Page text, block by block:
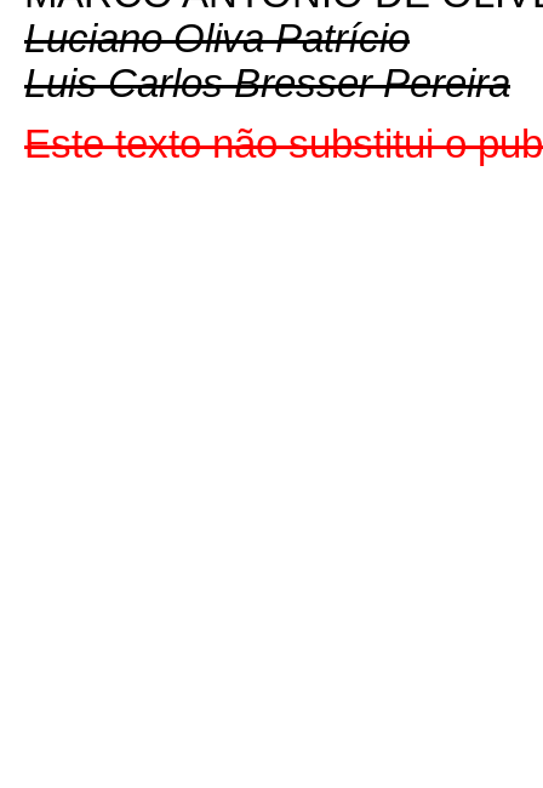
Luciano Oliva Patrício
Luis Carlos Bresser Pereira
Este texto não substitui o